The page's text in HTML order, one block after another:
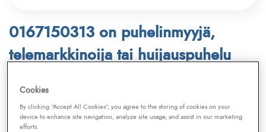
0167150313 on puhelinmyyjä,
telemarkkinoija tai huijauspuhelu
Puhelinnumero
Telemarkkinointiliiton jaKilpi-sovelluksen
tietokannasta, joka kattaa satoja tuhansia
Cookies
By clicking “Accept All Cookies”, you agree to the storing of cookies on your
device to enhance site navigation, analyze site usage, and assist in our marketing
efforts.